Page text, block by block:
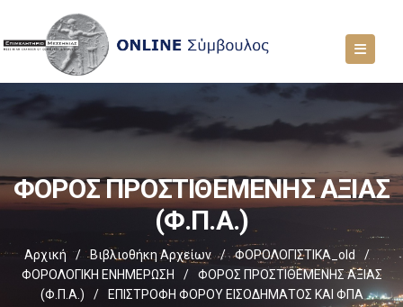
ΦΟΡΟΣ ΠΡΟΣΤΙΘΕΜΕΝΗΣ ΑΞΙΑΣ
(Φ.Π.Α.)
Αρχική / Βιβλιοθήκη Αρχείων / ΦΟΡΟΛΟΓΙΣΤΙΚΑ_old
/
ΦΟΡΟΛΟΓΙΚΗ ΕΝΗΜΕΡΩΣΗ
/
ΦΟΡΟΣ ΠΡΟΣΤΙΘΕΜΕΝΗΣ ΑΞΙΑΣ
(Φ.Π.Α.)
/ ΕΠΙΣΤΡΟΦΗ ΦΟΡΟΥ ΕΙΣΟΔΗΜΑΤΟΣ ΚΑΙ ΦΠΑ